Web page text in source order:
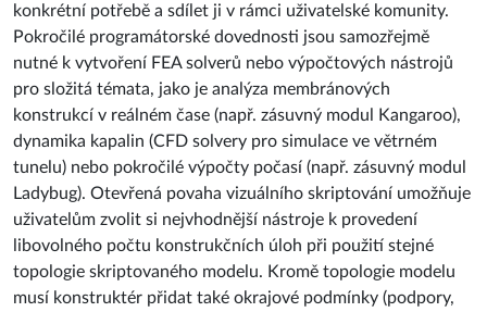
konkrétní potřebě a sdílet ji v rámci uživatelské komunity.
Pokročilé programátorské dovednosti jsou samozřejmě
nutné k vytvoření FEA solverů nebo výpočtových nástrojů
pro složitá témata, jako je analýza membránových
konstrukcí v reálném čase (např. zásuvný modul Kangaroo),
dynamika kapalin (CFD solvery pro simulace ve větrném
tunelu) nebo pokročilé výpočty počasí (např. zásuvný modul
Ladybug). Otevřená povaha vizuálního skriptování umožňuje
uživatelům zvolit si nejvhodnější nástroje k provedení
libovolného počtu konstrukčních úloh při použití stejné
topologie skriptovaného modelu. Kromě topologie modelu
musí konstruktér přidat také okrajové podmínky (podpory,